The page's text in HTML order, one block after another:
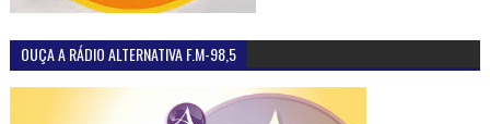
OUÇA A RÁDIO ALTERNATIVA F.M-98,5